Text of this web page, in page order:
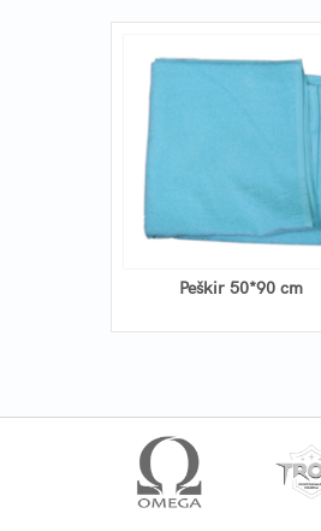
Peškir 50*90 cm